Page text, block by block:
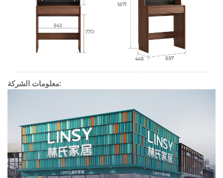
معلومات الشركة: